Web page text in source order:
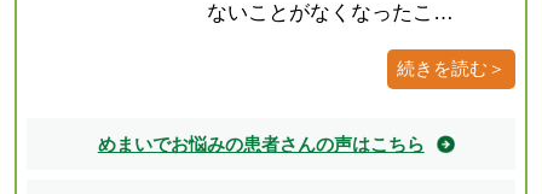
ないことがなくなったこ…
続きを読む＞
めまいでお悩みの患者さんの声はこちら